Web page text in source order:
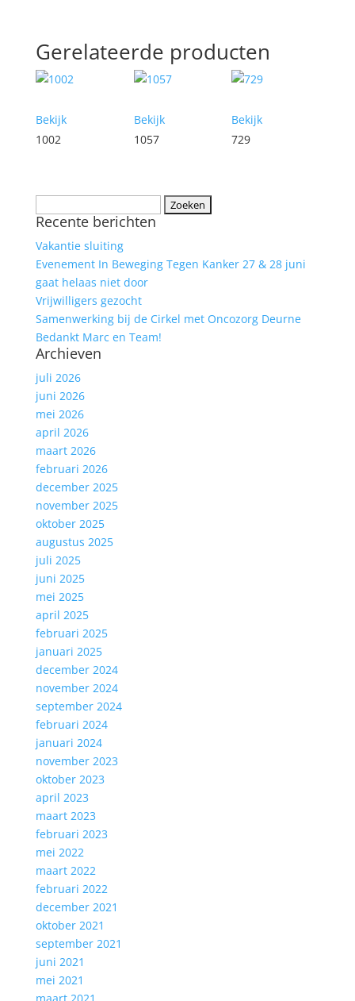
Gerelateerde producten
Bekijk
1002
Bekijk
1057
Bekijk
729
naar:
Recente berichten
Vakantie sluiting
Evenement In Beweging Tegen Kanker 27 & 28 juni
gaat helaas niet door
Vrijwilligers gezocht
Samenwerking bij de Cirkel met Oncozorg Deurne
Bedankt Marc en Team!
Archieven
juli 2026
juni 2026
mei 2026
april 2026
maart 2026
februari 2026
december 2025
november 2025
oktober 2025
augustus 2025
juli 2025
juni 2025
mei 2025
april 2025
februari 2025
januari 2025
december 2024
november 2024
september 2024
februari 2024
januari 2024
november 2023
oktober 2023
april 2023
maart 2023
februari 2023
mei 2022
maart 2022
februari 2022
december 2021
oktober 2021
september 2021
juni 2021
mei 2021